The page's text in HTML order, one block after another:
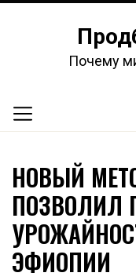
содержимому
Почему
НОВЫЙ
ПОЗВОЛИЛ
ЭФИОПИИ